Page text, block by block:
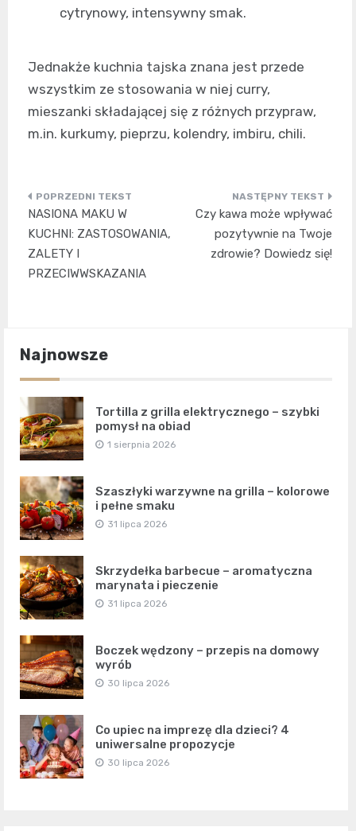
cytrynowy, intensywny smak.
Jednakże kuchnia tajska znana jest przede
wszystkim ze stosowania w niej curry,
mieszanki składającej się z różnych przypraw,
m.in. kurkumy, pieprzu, kolendry, imbiru, chili.
Nawigacja
wpisu
NASIONA MAKU W
KUCHNI: ZASTOSOWANIA,
ZALETY I
PRZECIWWSKAZANIA
Czy kawa może wpływać
pozytywnie na Twoje
zdrowie? Dowiedz się!
Najnowsze
Tortilla z grilla elektrycznego – szybki
pomysł na obiad
1 sierpnia 2026
Szaszłyki warzywne na grilla – kolorowe
i pełne smaku
31 lipca 2026
Skrzydełka barbecue – aromatyczna
marynata i pieczenie
31 lipca 2026
Boczek wędzony – przepis na domowy
wyrób
30 lipca 2026
Co upiec na imprezę dla dzieci? 4
uniwersalne propozycje
30 lipca 2026